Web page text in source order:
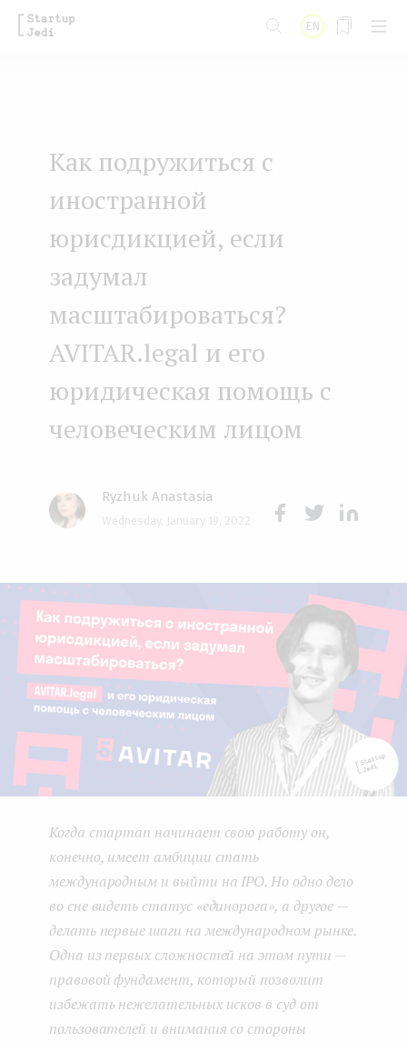
EN
Как подружиться с
иностранной
юрисдикцией, если
задумал
масштабироваться?
AVITAR.legal и его
юридическая помощь с
человеческим лицом
Ryzhuk Anastasia
Wednesday, January 19, 2022
n
Когда стартап начинает свою работу он,
конечно, имеет амбиции стать
международным и выйти на IPO. Но одно дело
во сне видеть статус «единорога», а другое —
делать первые шаги на международном рынке.
Одна из первых сложностей на этом пути —
правовой фундамент, который позволит
избежать нежелательных исков в суд от
пользователей и внимания со стороны